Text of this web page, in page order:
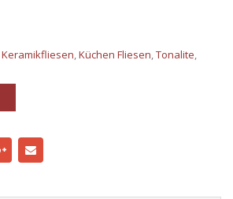
Keramikfliesen,Küchen Fliesen,Tonalite,